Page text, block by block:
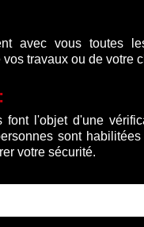
avec vous toutes
travaux ou de votre
font l'objet d'une
sont
votre sécurité.